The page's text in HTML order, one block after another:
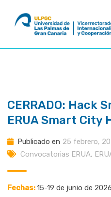
CERRADO: Hack
ERUA Smart City
Publicado en 25 febrero,
Convocatorias ERUA,
Fechas:15-19 de junio de 2026